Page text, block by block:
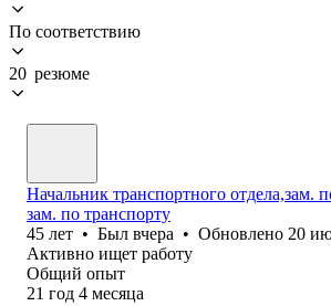
По соответствию
20 резюме
Начальник транспортного отдела,зам.
зам. по транспорту
45 лет • Был вчера • Обновлено 20
Активно ищет работу
Общий опыт
21 год 4 месяца